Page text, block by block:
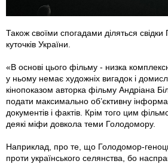
Також своїми спогадами діляться свідки
куточків України.
«В основі цього фільму - низка
у ньому немає художніх вигадок і
кінопоказом авторка фільму Андріана
подати максимально об’єктивну
документів і фактів. Крім того цим
деякі міфи довкола теми Голодомору.
Наприклад, про те, що Голодомор-
проти українського селянства, бо